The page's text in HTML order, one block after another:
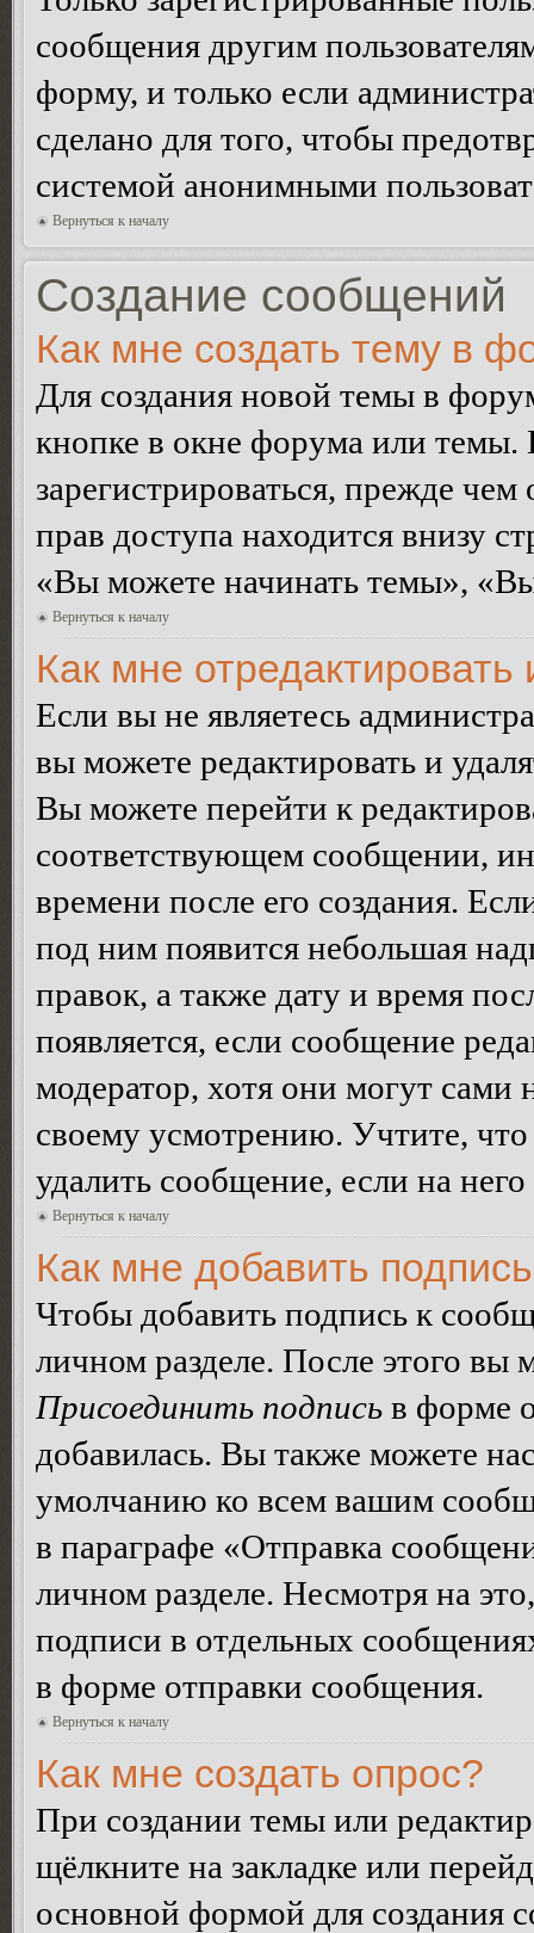
сообщения другим
форму, и только если
сделано для того, чтобы
системой анонимными
Вернуться к началу
Создание сообщений
Как мне создать тему в
Для создания новой темы в
кнопке в окне форума или
зарегистрироваться, прежде
прав доступа находится внизу
«Вы можете начинать темы»,
Вернуться к началу
Как мне
Если вы не являетесь
вы можете редактировать и
Вы можете перейти к
соответствующем сообщении,
времени после его создания.
под ним появится небольшая
правок, а также дату и время
появляется, если сообщение
модератор, хотя они могут сами
своему усмотрению. Учтите,
удалить сообщение, если на
Вернуться к началу
Как мне добавить
Чтобы добавить подпись к
личном разделе. После этого
Присоединить подпись в форме
добавилась. Вы также можете
умолчанию ко всем вашим
в параграфе «Отправка
личном разделе. Несмотря на
подписи в отдельных
в форме отправки сообщения.
Вернуться к началу
Как мне создать опрос?
При создании темы или
щёлкните на закладке или
основной формой для создания